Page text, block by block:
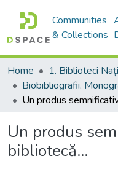
Communities
& Collections
Home 1. Biblioteci
Un produs
bibliotecă...